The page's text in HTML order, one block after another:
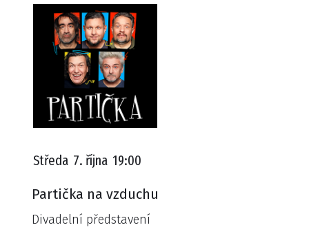
Středa 7. října 19:00
Partička na vzduchu
Divadelní představení